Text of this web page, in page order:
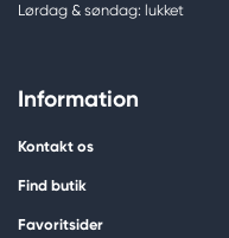
Lørdag & søndag: lukket
Information
Kontakt os
Find butik
Favoritsider